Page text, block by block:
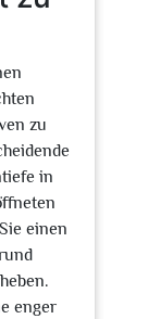
zu
in
einen
enger